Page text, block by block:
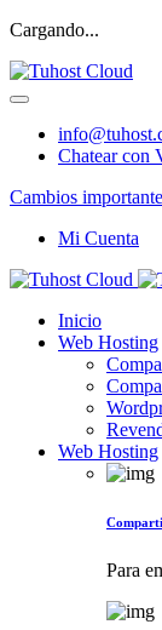
Cargando...
Chatear con
Cambios
Mi Cuenta
Inicio
Web Hosting
Web Hosting
Para